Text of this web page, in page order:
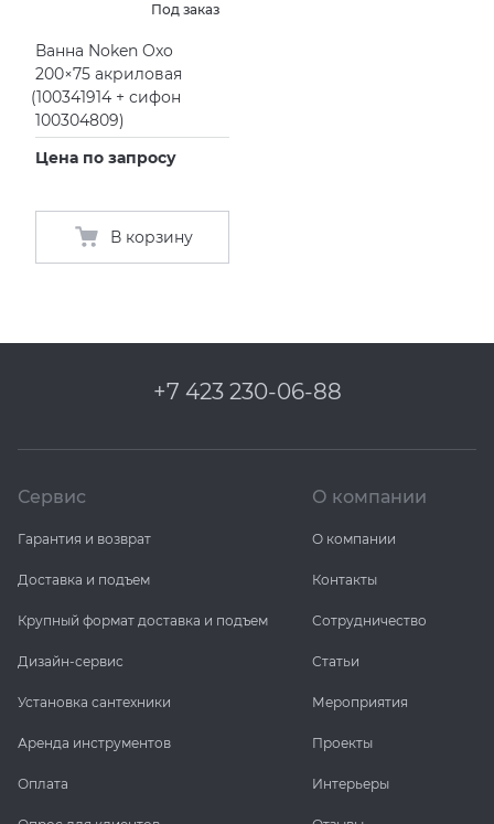
Под заказ
Ванна Noken Oxo
200×75 акриловая
(100341914 + сифон
100304809)
Цена по запросу
В корзину
+7 423 230-06-88
Сервис
Гарантия и возврат
Доставка и подъем
Крупный формат доставка и подъем
Дизайн-сервис
Установка сантехники
Аренда инструментов
Оплата
О компании
О компании
Контакты
Сотрудничество
Статьи
Мероприятия
Проекты
Интерьеры